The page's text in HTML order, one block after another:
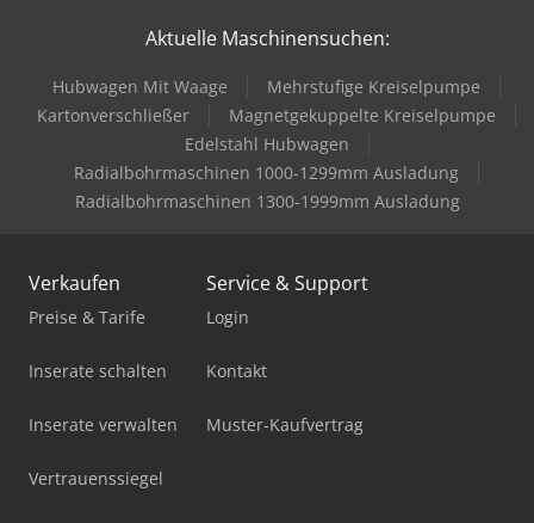
Hubwagen Manuell
Ladekran
Mercdes 1113
Mobiles Sägewerk
Pick-And-Place-Roboter
Rema Bohrmaschine
Standbodenbeutel-Füll- Und Verschließmaschine
Stromaggregat 200 Kva
Aktuelle Maschinensuchen:
Hubwagen Mit Waage
Mehrstufige Kreiselpumpe
Kartonverschließer
Magnetgekuppelte Kreiselpumpe
Edelstahl Hubwagen
Radialbohrmaschinen 1000-1299mm Ausladung
Radialbohrmaschinen 1300-1999mm Ausladung
Verkaufen
Preise & Tarife
Inserate schalten
Inserate verwalten
Vertrauenssiegel
Service & Support
Login
Kontakt
Muster-Kaufvertrag